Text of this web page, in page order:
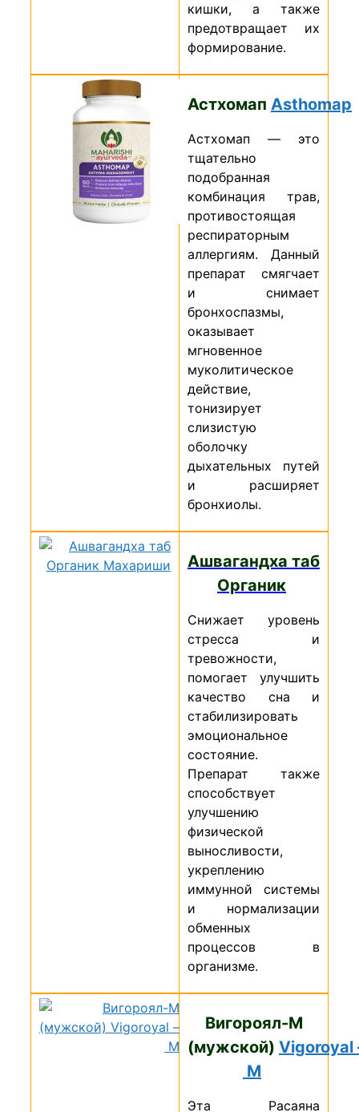
кишки, а также
предотвращает их
формирование.
Астхомап Asthomap
Астхомап — это
тщательно
подобранная
комбинация трав,
противостоящая
респираторным
аллергиям. Данный
препарат смягчает
и снимает
бронхоспазмы,
оказывает
мгновенное
муколитическое
действие,
тонизирует
слизистую
оболочку
дыхательных путей
и расширяет
бронхиолы.
Ашвагандха таб
Органик
Снижает уровень
стресса и
тревожности,
помогает улучшить
качество сна и
стабилизировать
эмоциональное
состояние.
Препарат также
способствует
улучшению
физической
выносливости,
укреплению
иммунной системы
и нормализации
обменных
процессов в
организме.
Вигороял-М
(мужской) Vigoroyal
M
Эта Расаяна